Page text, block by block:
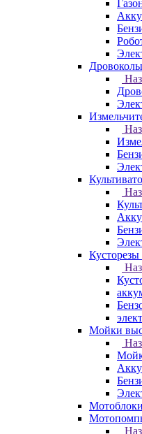
Дровоколы
Кусторезы
Мойки
Мотоблоки